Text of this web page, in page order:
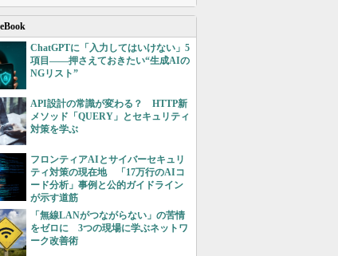
ChatGPTに「入力してはいけない」5
項目――押さえておきたい“生成AIの
NGリスト”
API設計の常識が変わる？ HTTP新
メソッド「QUERY」とセキュリティ
対策を学ぶ
フロンティアAIとサイバーセキュリ
ティ対策の現在地 「17万行のAIコ
ード分析」事例と公的ガイドライン
が示す道筋
「無線LANがつながらない」の苦情
をゼロに 3つの現場に学ぶネットワ
ーク改善術